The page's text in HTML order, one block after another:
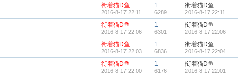
衔着猫D鱼
2016-8-17 22:11
1
6289
衔着猫D鱼
2016-8-17 22:11
衔着猫D鱼
2016-8-17 22:06
1
6301
衔着猫D鱼
2016-8-17 22:06
衔着猫D鱼
2016-8-17 22:03
1
6836
衔着猫D鱼
2016-8-17 22:04
衔着猫D鱼
2016-8-17 22:00
1
6176
衔着猫D鱼
2016-8-17 22:01